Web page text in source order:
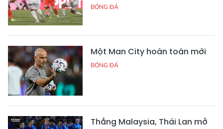
BÓNG ĐÁ
Một Man City hoàn toàn mới
BÓNG ĐÁ
Thắng Malaysia, Thái Lan mở